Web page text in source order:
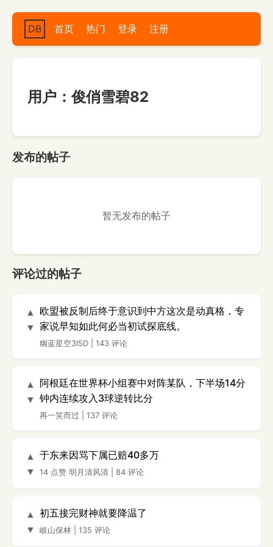
DB 首页 热门 登录 注册
用户：俊俏雪碧82
发布的帖子
暂无发布的帖子
评论过的帖子
▲
▼
欧盟被反制后终于意识到中方这次是动真格，专
家说早知如此何必当初试探底线。
幽蓝星空3I5D 143 评论
▲
▼
阿根廷在世界杯小组赛中对阵某队，下半场14分
钟内连续攻入3球逆转比分
再一笑而过 137 评论
▲
▼
于东来因骂下属已赔40多万
14 点赞 明月清风清 84 评论
▲
▼
初五接完财神就要降温了
岐山保林 135 评论